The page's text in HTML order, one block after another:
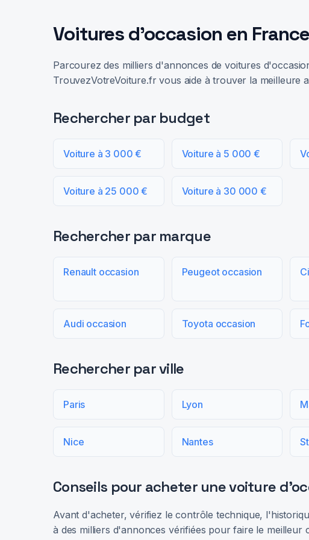
Voitures d'occasion en
Parcourez des milliers d'annonces de voitures
TrouvezVotreVoiture.fr vous aide à trouver la meilleure
Rechercher par budget
Voiture à 3 000 € Voiture à 5 000 €
Voiture à 25 000 € Voiture à 30 000 €
Rechercher par marque
Renault occasion Peugeot occasion
Audi occasion Toyota occasion
Rechercher par ville
Paris Lyon
Nice Nantes
Conseils pour acheter une voiture
Avant d'acheter, vérifiez le contrôle technique,
à des milliers d'annonces vérifiées pour faire le meilleur